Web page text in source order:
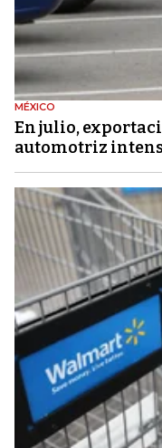
MÉXICO
En julio,
automotriz